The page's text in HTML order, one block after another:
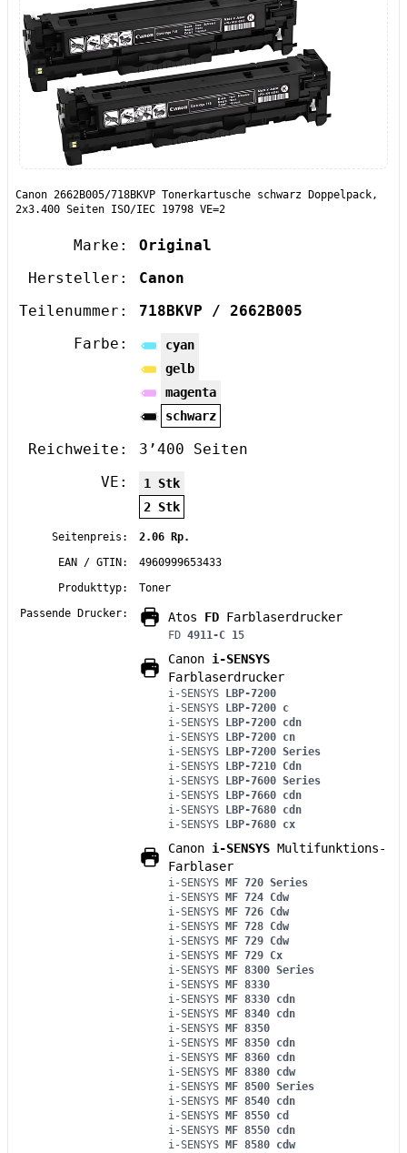
Canon 2662B005/718BKVP Tonerkartusche schwarz Doppelpack,
2x3.400 Seiten ISO/IEC 19798 VE=2
Marke:
Original
Hersteller:
Canon
Teilenummer:
718BKVP / 2662B005
Farbe:
cyan
gelb
magenta
schwarz
Reichweite:
3’400 Seiten
VE:
1 Stk
2 Stk
Seitenpreis:
2.06 Rp.
EAN / GTIN:
4960999653433
Produkttyp:
Toner
Passende Drucker:
Atos FD Farblaserdrucker
FD 4911-C 15
Canon i-SENSYS
Farblaserdrucker
i-SENSYS LBP-7200
i-SENSYS LBP-7200 c
i-SENSYS LBP-7200 cdn
i-SENSYS LBP-7200 cn
i-SENSYS LBP-7200 Series
i-SENSYS LBP-7210 Cdn
i-SENSYS LBP-7600 Series
i-SENSYS LBP-7660 cdn
i-SENSYS LBP-7680 cdn
i-SENSYS LBP-7680 cx
Canon i-SENSYS Multifunktions-
Farblaser
i-SENSYS MF 720 Series
i-SENSYS MF 724 Cdw
i-SENSYS MF 726 Cdw
i-SENSYS MF 728 Cdw
i-SENSYS MF 729 Cdw
i-SENSYS MF 729 Cx
i-SENSYS MF 8300 Series
i-SENSYS MF 8330
i-SENSYS MF 8330 cdn
i-SENSYS MF 8340 cdn
i-SENSYS MF 8350
i-SENSYS MF 8350 cdn
i-SENSYS MF 8360 cdn
i-SENSYS MF 8380 cdw
i-SENSYS MF 8500 Series
i-SENSYS MF 8540 cdn
i-SENSYS MF 8550 cd
i-SENSYS MF 8550 cdn
i-SENSYS MF 8580 cdw